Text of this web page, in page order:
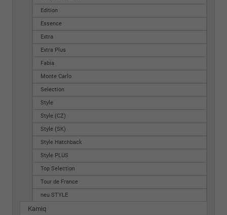
Edition
Essence
Extra
Extra Plus
Fabia
Monte Carlo
Selection
Style
Style (CZ)
Style (SK)
Style Hatchback
Style PLUS
Top Selection
Tour de France
neu STYLE
Kamiq